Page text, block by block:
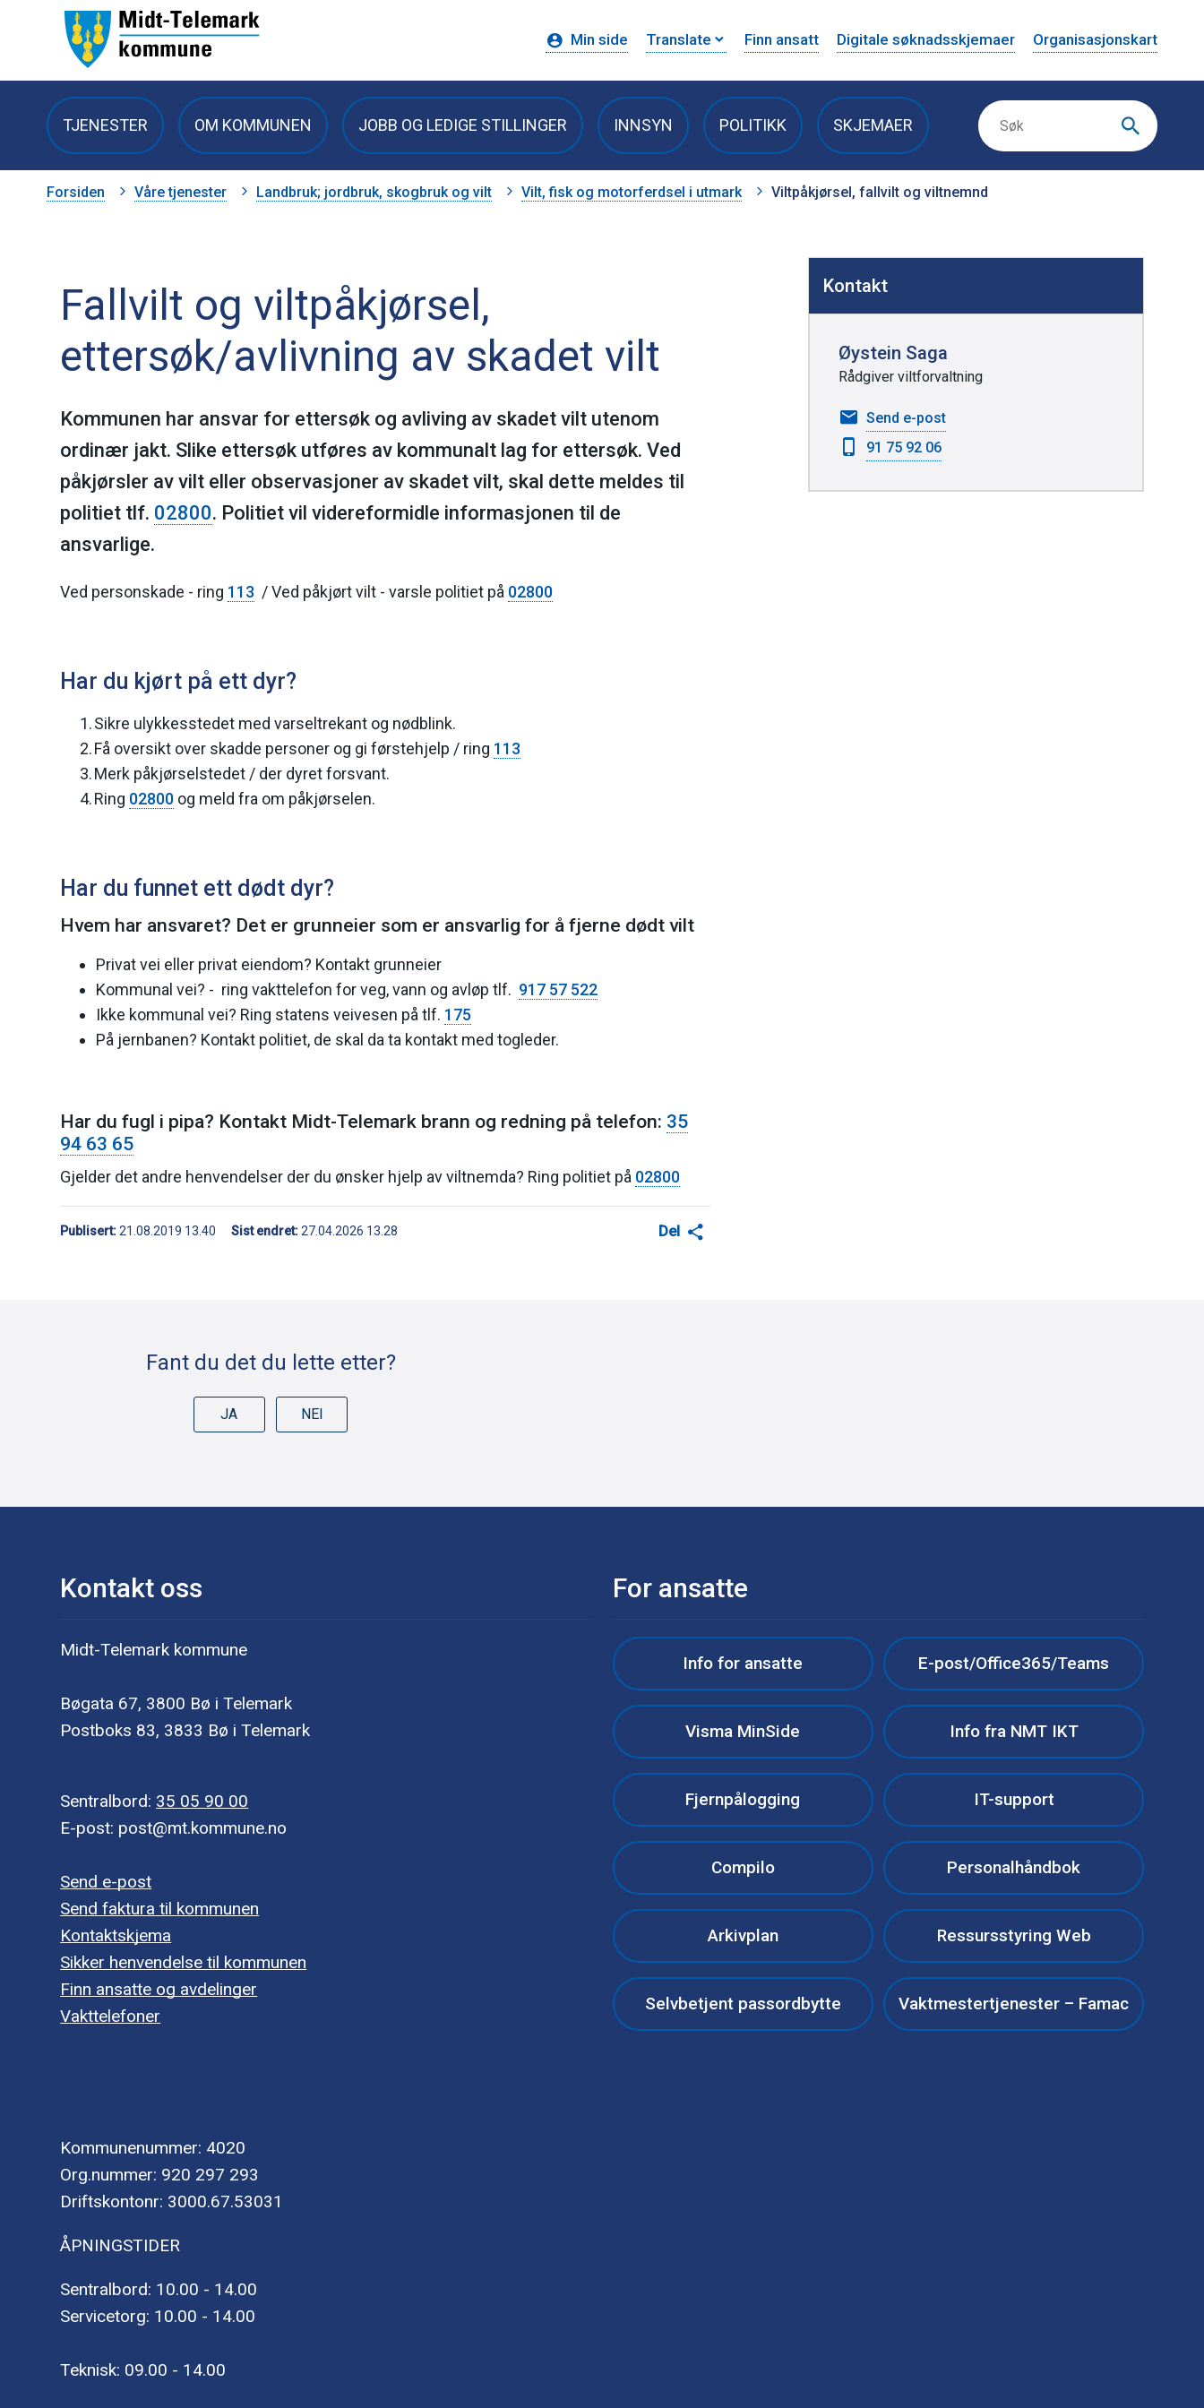
Midt-
Telemark
kommune
Min side Translate Finn ansatt Digitale søknadsskjemaer Organisasjonskart
TJENESTER OM KOMMUNEN JOBB OG LEDIGE STILLINGER INNSYN POLITIKK SKJEMAER
Du
Forsiden Våre tjenester Landbruk; jordbruk, skogbruk og vilt Vilt, fisk og motorferdsel i utmark Viltpåkjørsel, fallvilt og viltnemnd
Fallvilt og viltpåkjørsel,
ettersøk/avlivning av skadet vilt
Kommunen har ansvar for ettersøk og avliving av skadet vilt utenom
ordinær jakt. Slike ettersøk utføres av kommunalt lag for ettersøk. Ved
påkjørsler av vilt eller observasjoner av skadet vilt, skal dette meldes til
politiet tlf. 02800. Politiet vil videreformidle informasjonen til de
ansvarlige.
Ved personskade - ring 113 / Ved påkjørt vilt - varsle politiet på 02800
Har du kjørt på ett dyr?
Sikre ulykkesstedet med varseltrekant og nødblink.
Få oversikt over skadde personer og gi førstehjelp / ring 113
Merk påkjørselstedet / der dyret forsvant.
Ring 02800 og meld fra om påkjørselen.
Har du funnet ett dødt dyr?
Hvem har ansvaret? Det er grunneier som er ansvarlig for å fjerne dødt vilt
Privat vei eller privat eiendom? Kontakt grunneier
Kommunal vei? - ring vakttelefon for veg, vann og avløp tlf. 917 57 522
Ikke kommunal vei? Ring statens veivesen på tlf. 175
På jernbanen? Kontakt politiet, de skal da ta kontakt med togleder.
Har du fugl i pipa? Kontakt Midt-Telemark brann og redning på telefon: 35
94 63 65
Gjelder det andre henvendelser der du ønsker hjelp av viltnemda? Ring politiet på 02800
Publisert 21.08.2019 13.40 Sist endret 27.04.2026 13.28 Del
Kontakt
Øystein Saga
Rådgiver viltforvaltning
Send e-posttil
Øystein
91 75 92 06
Fant du det du lette etter?
JA NEI
Kontakt oss
Midt-Telemark kommune
Bøgata 67, 3800 Bø i Telemark
Postboks 83, 3833 Bø i Telemark
Sentralbord: 35 05 90 00
E-post: post@mt.kommune.no
Send e-post
Send faktura til kommunen
Kontaktskjema
Sikker henvendelse til kommunen
Finn ansatte og avdelinger
Vakttelefoner
Kommunenummer: 4020
Org.nummer: 920 297 293
Driftskontonr: 3000.67.53031
ÅPNINGSTIDER
Sentralbord: 10.00 - 14.00
Servicetorg: 10.00 - 14.00
Teknisk: 09.00 - 14.00
For ansatte
Info for ansatte E-post/Office365/Teams
Visma MinSide Info fra NMT IKT
Fjernpålogging IT-support
Compilo Personalhåndbok
Arkivplan Ressursstyring Web
Selvbetjent passordbytte Vaktmestertjenester – Famac